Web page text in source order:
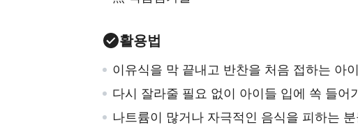
활용법
이유식을 막 끝내고 반찬을 처음 접하는 아
다시 잘라줄 필요 없이 아이들 입에 쏙 들어
나트륨이 많거나 자극적인 음식을 피하는